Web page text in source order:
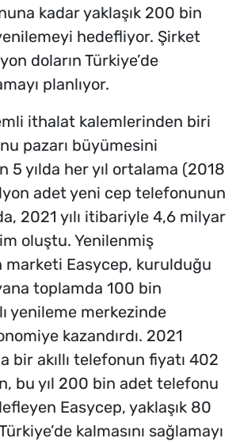
kadar yaklaşık 200 bin
hedefliyor. Şirket
doların Türkiye’de
planlıyor.
ithalat kalemlerinden biri
pazarı büyümesini
5 yılda her yıl ortalama (2018
adet yeni cep telefonunun
2021 yılı itibariyle 4,6 milyar
oluştu. Yenilenmiş
Easycep, kurulduğu
toplamda 100 bin
yenileme merkezinde
kazandırdı. 2021
bir akıllı telefonun fiyatı 402
bu yıl 200 bin adet telefonu
Easycep, yaklaşık 80
kalmasını sağlamayı